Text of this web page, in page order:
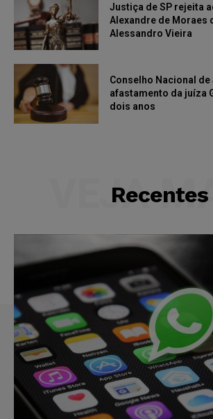
Justiça de SP rejeita
Alexandre de Moraes
Alessandro Vieira
Conselho Nacional
afastamento da juíza
dois anos
Recentes
VEJA